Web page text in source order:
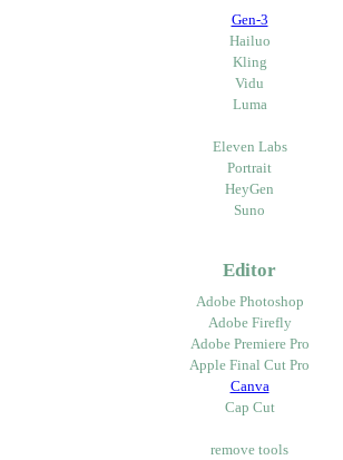
Gen-3
Hailuo
Kling
Vidu
Luma
Eleven Labs
Portrait
HeyGen
Suno
Editor
Adobe Photoshop
Adobe Firefly
Adobe Premiere Pro
Apple Final Cut Pro
Canva
Cap Cut
remove tools